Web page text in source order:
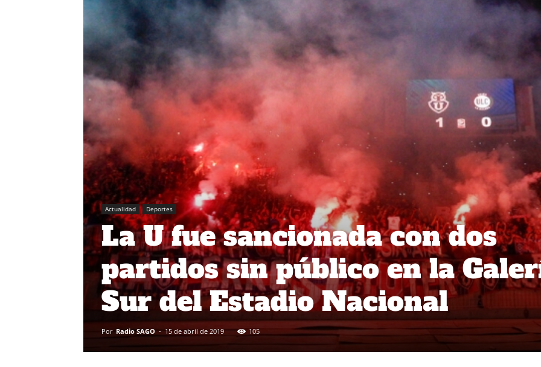
Actualidad Deportes
La U fue sancionada con dos
partidos sin público en la
Sur del Estadio Nacional
Por Radio SAGO - 15 de abril de 2019 105